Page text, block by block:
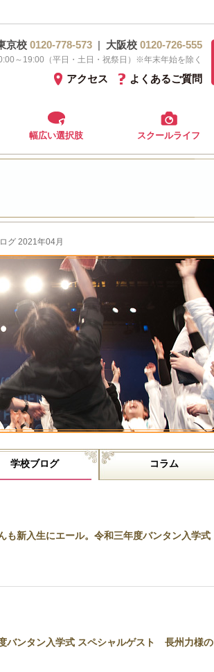
京校 0120-778-573 | 大阪校 0120-726-555
～19:00（平日・土日・祝祭日）※年末年始を除く
よくあるご質問
アクセス
幅広い選択肢 スクールライフ
グ 2021年04月
学校ブログ コラム
新入生にエール。令和三年度バンタン⼊学式
バンタン入学式 スペシャルゲスト 長州力様の